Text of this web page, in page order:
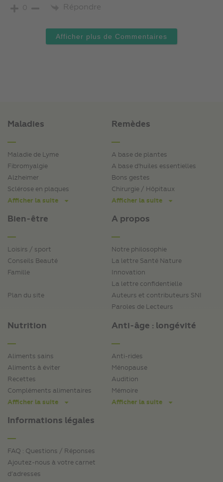
0 Répondre
Afficher plus de Commentaires
Maladies
Maladie de Lyme
Fibromyalgie
Alzheimer
Sclérose en plaques
Afficher la suite
Bien-être
Loisirs / sport
Conseils Beauté
Famille
Plan du site
Remèdes
A base de plantes
A base d'huiles essentielles
Bons gestes
Chirurgie / Hôpitaux
Afficher la suite
A propos
Notre philosophie
La lettre Santé Nature
Innovation
La lettre confidentielle
Auteurs et contributeurs SNI
Paroles de Lecteurs
Nutrition
Aliments sains
Aliments à éviter
Recettes
Compléments alimentaires
Afficher la suite
Informations légales
FAQ : Questions / Réponses
Ajoutez-nous à votre carnet
d’adresses
Anti-âge : longévité
Anti-rides
Ménopause
Audition
Mémoire
Afficher la suite